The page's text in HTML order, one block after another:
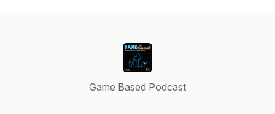
Game Based Podcast